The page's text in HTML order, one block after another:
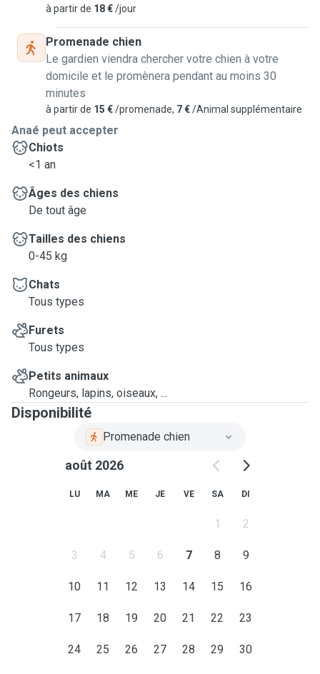
à partir de 18 €/jour
Promenade chien
Le gardien viendra chercher votre chien à votre
domicile et le promènera pendant au moins 30
minutes
à partir de 15 €/promenade, 7 €/Animal supplémentaire
Anaé peut accepter
Chiots
<1 an
Âges des chiens
De tout âge
Tailles des chiens
0-45 kg
Chats
Tous types
Furets
Tous types
Petits animaux
Rongeurs, lapins, oiseaux, ...
Disponibilité
Promenade chien
août 2026
LU MA ME JE VE SA DI
1 2
3 4 5 6 7 8 9
10 11 12 13 14 15 16
17 18 19 20 21 22 23
24 25 26 27 28 29 30